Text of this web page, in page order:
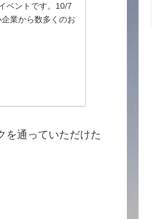
ベントです。10/7
業から数多くのお
を通っていただけた